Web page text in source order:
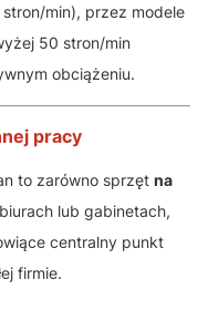
min), przez modele
50 stron/min
obciążeniu.
pracy
to zarówno sprzęt na
lub gabinetach,
centralny punkt
firmie.